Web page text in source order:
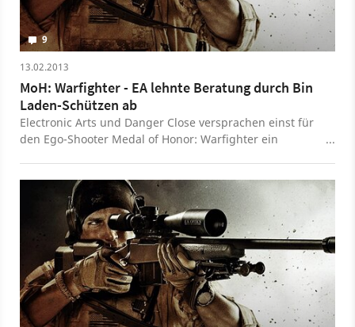
9
13.02.2013
MoH: Warfighter - EA lehnte Beratung durch Bin
Laden-Schützen ab
Electronic Arts und Danger Close versprachen einst für
den Ego-Shooter Medal of Honor: Warfighter ein
Freiwilligen lehnte man jedoch dafür ab: den Schützen,
der Osama Bin Laden erschoss.